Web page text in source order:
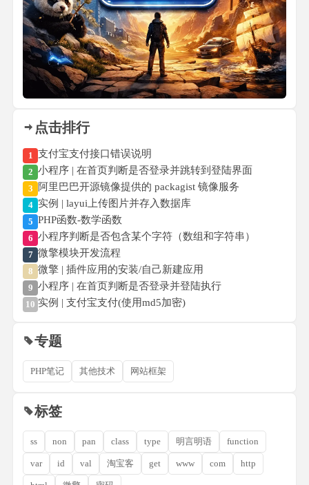
点击排行
1 支付宝支付接口错误说明
2 小程序 | 在首页判断是否登录并跳转到登陆界面
3 阿里巴巴开源镜像提供的 packagist 镜像服务
4 实例 | layui上传图片并存入数据库
5 PHP函数-数学函数
6 小程序判断是否包含某个字符（数组和字符串）
7 微擎模块开发流程
8 微擎 | 插件应用的安装/自己新建应用
9 小程序 | 在首页判断是否登录并登陆执行
10 实例 | 支付宝支付(使用md5加密)
专题
PHP笔记 其他技术 网站框架
标签
ss non pan class type 明言明语 function
var id val 淘宝客 get www com http